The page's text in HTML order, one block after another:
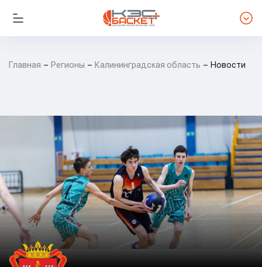
Главная Регионы Калининградская область Новости